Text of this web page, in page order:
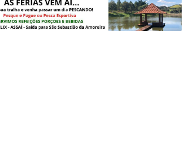
PROSSEGUIR